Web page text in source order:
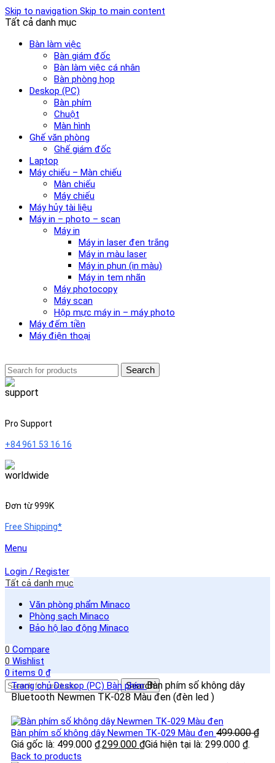
Skip to navigation Skip to main content
Tất cả danh mục
Bàn làm việc
Bàn giám đốc
Bàn làm việc cá nhân
Bàn phòng họp
Deskop (PC)
Bàn phím
Chuột
Màn hình
Ghế văn phòng
Ghế giám đốc
Laptop
Máy chiếu – Màn chiếu
Màn chiếu
Máy chiếu
Máy hủy tài liệu
Máy in – photo – scan
Máy in
Máy in laser đen trắng
Máy in màu laser
Máy in phun (in màu)
Máy in tem nhãn
Máy photocopy
Máy scan
Hộp mực máy in – máy photo
Máy đếm tiền
Máy điện thoại
Search
Pro Support
+84 961 53 16 16
Đơn từ 999K
Free Shipping*
Menu
Login / Register
Tất cả danh mục
Văn phòng phẩm Minaco
Phòng sạch Minaco
Bảo hộ lao động Minaco
0 Compare
0 Wishlist
0items 0₫
Search
Trang chủDeskop (PC) Bàn phímBàn phím số không dây
Bluetooth Newmen TK-028 Màu đen (đèn led )
Bàn phím số không dây Newmen TK-029 Màu đen 499.000₫
Giá gốc là: 499.000 ₫.299.000 ₫Giá hiện tại là: 299.000 ₫.
Back to products